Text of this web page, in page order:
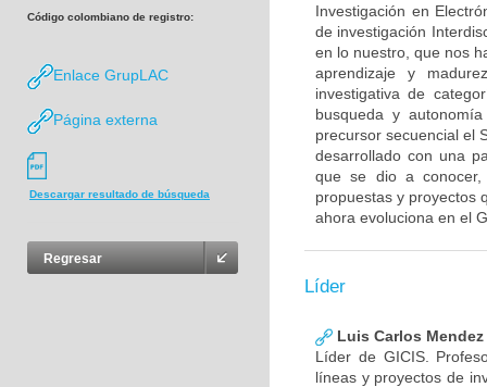
Código colombiano de registro:
Enlace GrupLAC
Página externa
Descargar resultado de búsqueda
Regresar
Investigación en
de investigación
en lo nuestro, que nos
aprendizaje y
investigativa de
busqueda y
precursor secuencial el
desarrollado con una
que se dio a conocer,
propuestas y proyectos
ahora evoluciona en el
Líder
Luis Carlos
Líder de GICIS.
líneas y proyectos de